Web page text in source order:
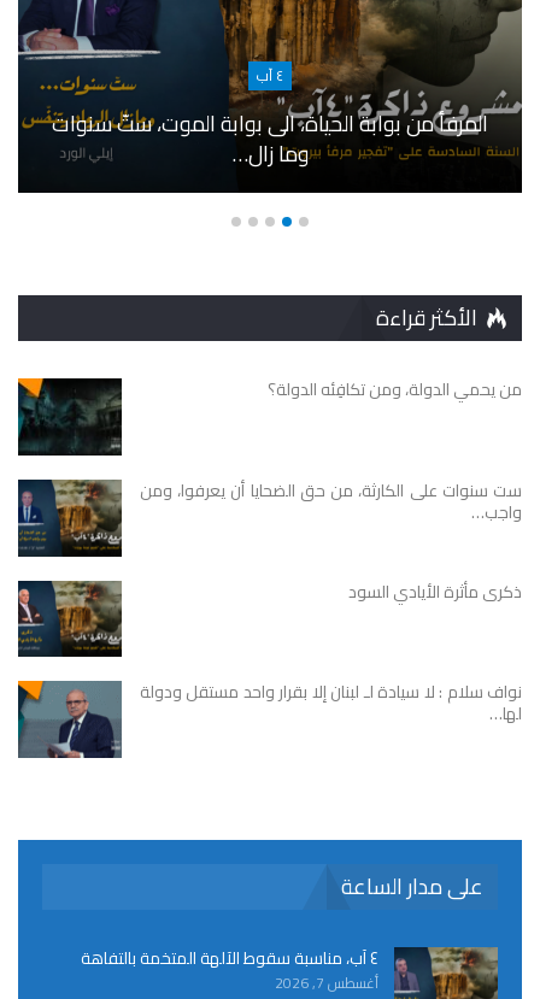
٤ آب
المرفأ من بوابة الحياة، الى بوابة الموت، ستّ سنوات
وما زال…
الأكثر قراءة
من يحمي الدولة، ومن تكافِئه الدولة؟
ست سنوات على الكارثة، من حق الضحايا أن يعرفوا، ومن
واجب…
ذكرى مأثرة الأيادي السود
نواف سلام : لا سيادة لـ لبنان إلا بقرار واحد مستقل ودولة
لها…
على مدار الساعة
٤ آب، مناسبة سقوط الآلهة المتخمة بالتفاهة
أغسطس 7, 2026